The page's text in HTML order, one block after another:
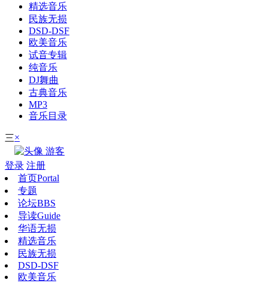
精选音乐
民族无损
DSD-DSF
欧美音乐
试音专辑
纯音乐
DJ舞曲
古典音乐
MP3
音乐目录
三×
游客
登录 注册
首页Portal
专题
论坛BBS
导读Guide
华语无损
精选音乐
民族无损
DSD-DSF
欧美音乐